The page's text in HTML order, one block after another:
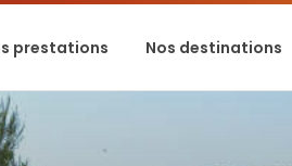
prestations Nos destinations